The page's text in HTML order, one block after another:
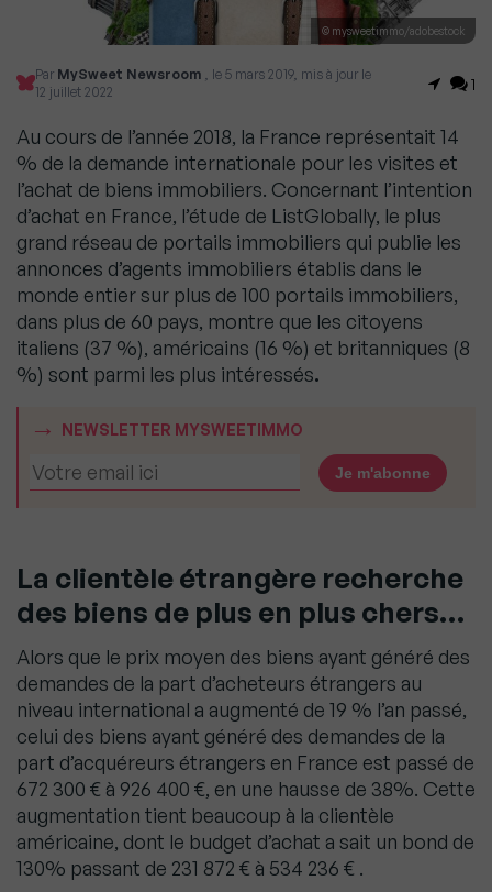
© mysweetimmo/adobestock
Par MySweet Newsroom , le 5 mars 2019, mis à jour le
12 juillet 2022
1
Au cours de l’année 2018, la France représentait 14
% de la demande internationale pour les visites et
l’achat de biens immobiliers. Concernant l’intention
d’achat en France, l’étude de ListGlobally, le plus
grand réseau de portails immobiliers qui publie les
annonces d’agents immobiliers établis dans le
monde entier sur plus de 100 portails immobiliers,
dans plus de 60 pays, montre que les citoyens
italiens (37 %), américains (16 %) et britanniques (8
%) sont parmi les plus intéressés.
NEWSLETTER MYSWEETIMMO
La clientèle étrangère recherche
des biens de plus en plus chers…
Alors que le prix moyen des biens ayant généré des
demandes de la part d’acheteurs étrangers au
niveau international a augmenté de 19 % l’an passé,
celui des biens ayant généré des demandes de la
part d’acquéreurs étrangers en France est passé de
672 300 € à 926 400 €, en une hausse de 38%. Cette
augmentation tient beaucoup à la clientèle
américaine, dont le budget d’achat a sait un bond de
130% passant de 231 872 € à 534 236 € .